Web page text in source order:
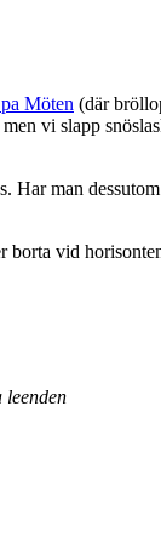
Möten (där
vi slapp
man
vid
leenden